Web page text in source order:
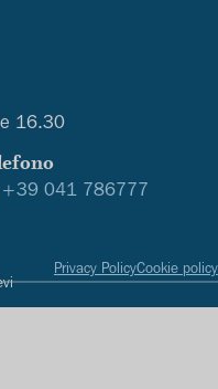
16.30
+39 041 786777
Privacy PolicyCookie policy